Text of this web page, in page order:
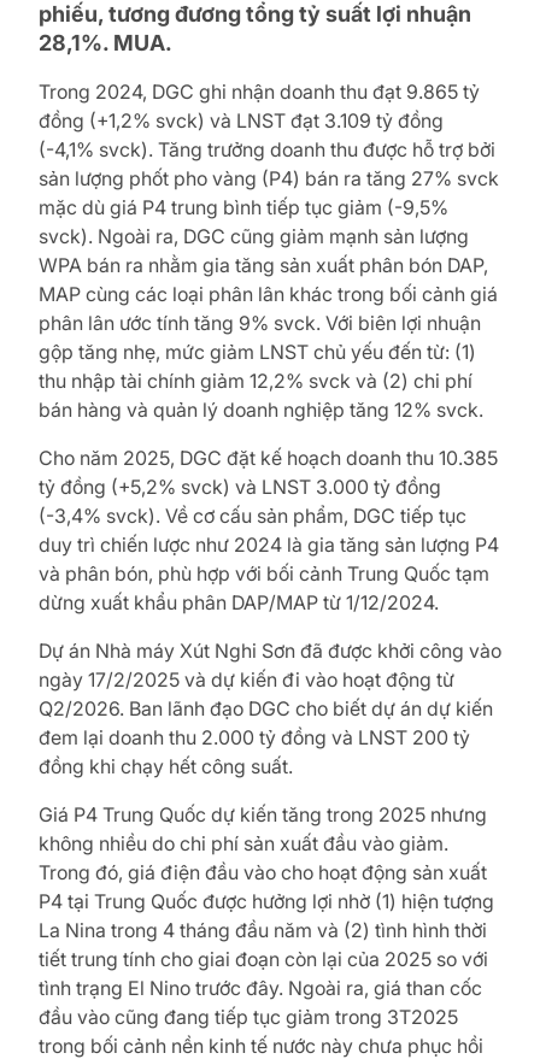
phiếu, tương đương tổng tỷ suất lợi nhuận
28,1%. MUA.
Trong 2024, DGC ghi nhận doanh thu đạt 9.865 tỷ
đồng (+1,2% svck) và LNST đạt 3.109 tỷ đồng
(-4,1% svck). Tăng trưởng doanh thu được hỗ trợ bởi
sản lượng phốt pho vàng (P4) bán ra tăng 27% svck
mặc dù giá P4 trung bình tiếp tục giảm (-9,5%
svck). Ngoài ra, DGC cũng giảm mạnh sản lượng
WPA bán ra nhằm gia tăng sản xuất phân bón DAP,
MAP cùng các loại phân lân khác trong bối cảnh giá
phân lân ước tính tăng 9% svck. Với biên lợi nhuận
gộp tăng nhẹ, mức giảm LNST chủ yếu đến từ: (1)
thu nhập tài chính giảm 12,2% svck và (2) chi phí
bán hàng và quản lý doanh nghiệp tăng 12% svck.
Cho năm 2025, DGC đặt kế hoạch doanh thu 10.385
tỷ đồng (+5,2% svck) và LNST 3.000 tỷ đồng
(-3,4% svck). Về cơ cấu sản phẩm, DGC tiếp tục
duy trì chiến lược như 2024 là gia tăng sản lượng P4
và phân bón, phù hợp với bối cảnh Trung Quốc tạm
dừng xuất khẩu phân DAP/MAP từ 1/12/2024.
Dự án Nhà máy Xút Nghi Sơn đã được khởi công vào
ngày 17/2/2025 và dự kiến đi vào hoạt động từ
Q2/2026. Ban lãnh đạo DGC cho biết dự án dự kiến
đem lại doanh thu 2.000 tỷ đồng và LNST 200 tỷ
đồng khi chạy hết công suất.
Giá P4 Trung Quốc dự kiến tăng trong 2025 nhưng
không nhiều do chi phí sản xuất đầu vào giảm.
Trong đó, giá điện đầu vào cho hoạt động sản xuất
P4 tại Trung Quốc được hưởng lợi nhờ (1) hiện tượng
La Nina trong 4 tháng đầu năm và (2) tình hình thời
tiết trung tính cho giai đoạn còn lại của 2025 so với
tình trạng El Nino trước đây. Ngoài ra, giá than cốc
đầu vào cũng đang tiếp tục giảm trong 3T2025
trong bối cảnh nền kinh tế nước này chưa phục hồi